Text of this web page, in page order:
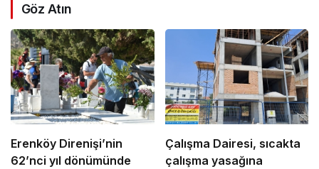
Göz Atın
Erenköy Direnişi’nin
62’nci yıl dönümünde
Çalışma Dairesi, sıcakta
çalışma yasağına